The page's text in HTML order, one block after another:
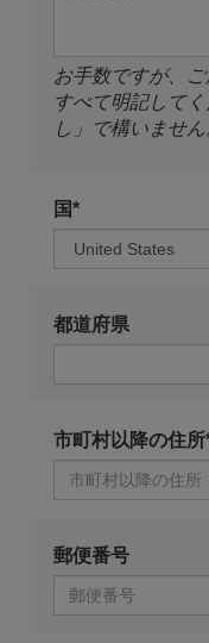
お手数ですが、
すべて明記して
し」で構いません
国*
都道府県
市町村以降の住所
郵便番号